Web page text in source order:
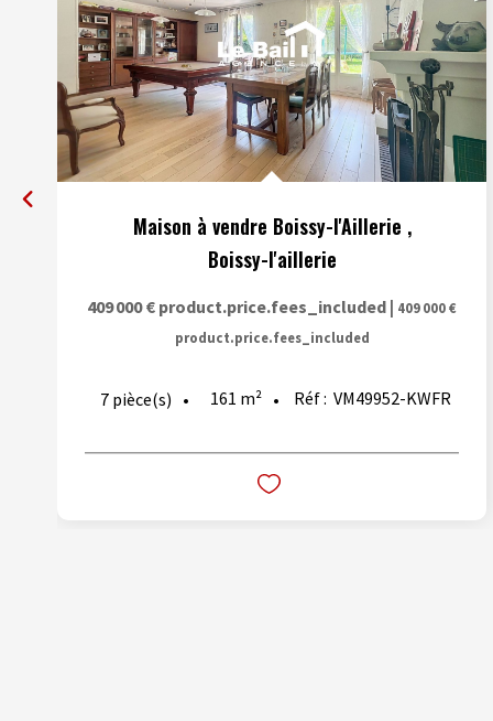
Maison à vendre Boissy-l'Aillerie ,
Boissy-l'aillerie
409 000 € product.price.fees_included | 409 000 €
product.price.fees_included
7 pièce(s) 161 m² Réf : VM49952-KWFR